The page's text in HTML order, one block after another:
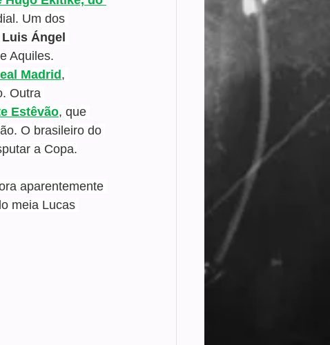
Um dos
Ángel
Aquiles.
Madrid,
Outra
Estêvão, que
O brasileiro do
a Copa.
aparentemente
meia Lucas